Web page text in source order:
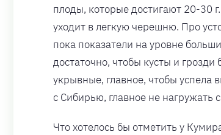
плоды, которые достигают 20-30
уходит в легкую черешню. Про
пока показатели на уровне
достаточно, чтобы кусты и
укрывные, главное, чтобы успела
с Сибирью, главное не нагружать
Что хотелось бы отметить у